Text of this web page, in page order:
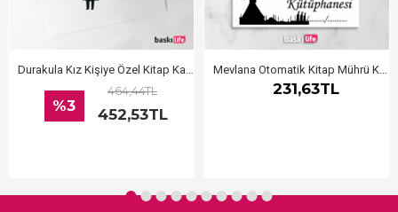
Durakula Kız Kişiye Özel Kitap Kaşesi, Kitap Damgası, Kitap Mührü
%3
464,44TL
452,53TL
Mevlana Otomatik Kitap Mührü Kitap Damgası Kişiye Özel Kaşe
231,63TL